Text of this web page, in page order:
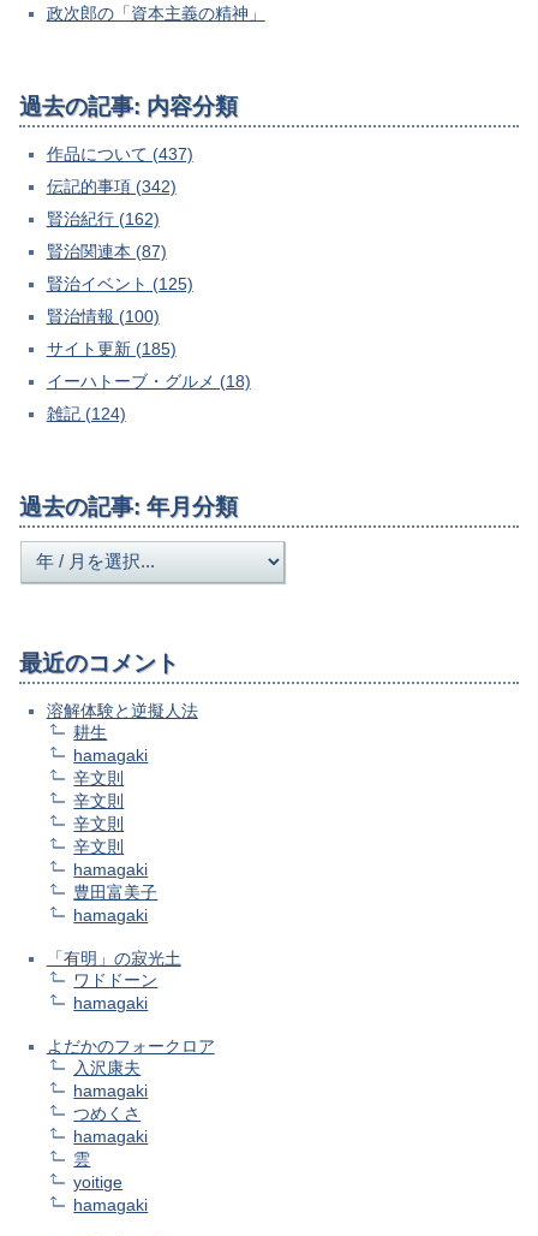
政次郎の「資本主義の精神」
過去の記事: 内容分類
作品について (437)
伝記的事項 (342)
賢治紀行 (162)
賢治関連本 (87)
賢治イベント (125)
賢治情報 (100)
サイト更新 (185)
イーハトーブ・グルメ (18)
雑記 (124)
過去の記事: 年月分類
最近のコメント
溶解体験と逆擬人法
耕生
hamagaki
辛文則
辛文則
辛文則
辛文則
hamagaki
豊田富美子
hamagaki
「有明」の寂光土
ワドドーン
hamagaki
よだかのフォークロア
入沢康夫
hamagaki
つめくさ
hamagaki
雲
yoitige
hamagaki